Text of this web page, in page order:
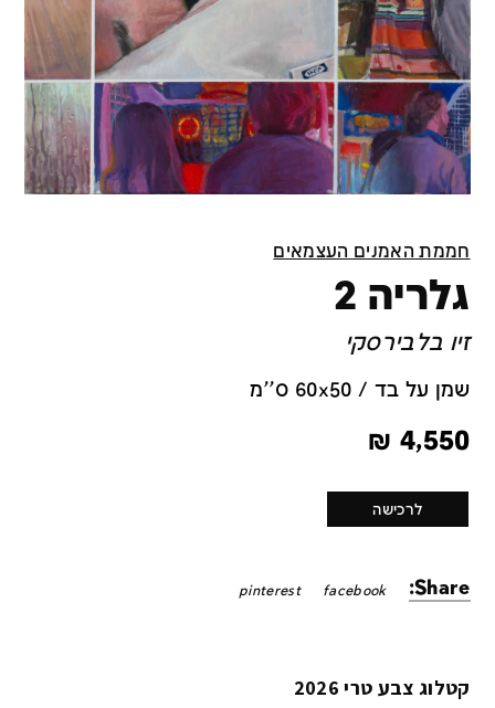
חממת האמנים העצמאים
גלריה 2
זיו בלבירסקי
שמן על בד / 60x50 ס''מ
4,550
₪
לרכישה
Share:
facebook
pinterest
קטלוג צבע טרי 2026